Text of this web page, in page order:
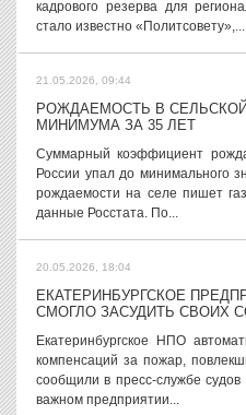
кадрового резерва для
стало известно «Политсовету»,...
21.05.2026, 09:44
РОЖДАЕМОСТЬ В
МИНИМУМА ЗА 35 ЛЕТ
Суммарный коэффициент
России упал до минимального
рождаемости на селе пишет
данные Росстата. По...
20.05.2026, 18:04
ЕКАТЕРИНБУРГСКОЕ
СМОГЛО ЗАСУДИТЬ СВОИХ
Екатеринбургское НПО
компенсаций за пожар,
сообщили в пресс-службе судов
важном предприятии...